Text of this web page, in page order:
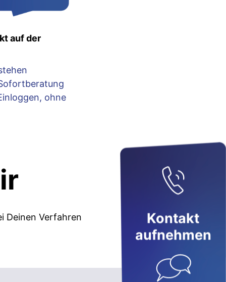
Kontakt
aufnehmen
auf der
ohne
Deinen Verfahren